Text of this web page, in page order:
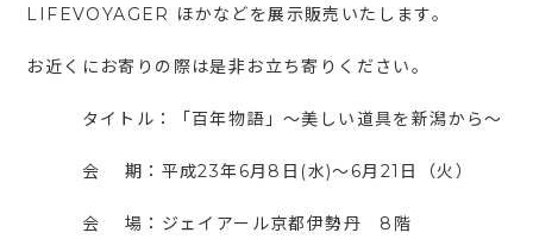
LIFEVOYAGER ほかなどを展示販売いたします。
お近くにお寄りの際は是非お立ち寄りください。
タイトル：「百年物語」～美しい道具を新潟から～
会 期：平成23年6月8日(水)～6月21日（火）
会 場：ジェイアール京都伊勢丹 8階